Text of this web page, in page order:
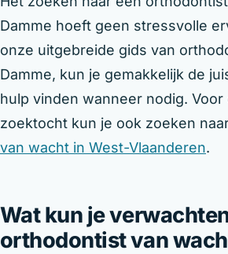
Damme hoeft geen stressvolle
onze uitgebreide gids van
Damme, kun je gemakkelijk de
hulp vinden wanneer nodig.
zoektocht kun je ook zoeken
van wacht in West-Vlaanderen.
Wat kun je
orthodontist van